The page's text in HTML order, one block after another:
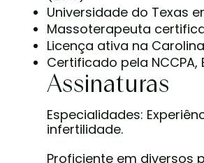
Universidade do Texas
Massoterapeuta
Licença ativa na
Certificado pela NCCPA,
Assinaturas
Especialidades:
infertilidade.
Proficiente em diversos